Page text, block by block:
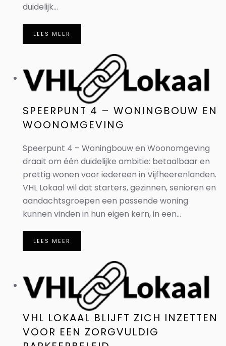
duidelijk...
LEES MEER
SPEERPUNT 4 – WONINGBOUW EN
WOONOMGEVING
Speerpunt 4 – Woningbouw en Woonomgeving
draait om één duidelijke ambitie: betaalbaar en
prettig wonen voor iedereen in Vijfheerenlanden.
VHL Lokaal wil dat starters, gezinnen, senioren en
aandachtsgroepen een passende woning
kunnen vinden in hun eigen kern, in een...
LEES MEER
VHL LOKAAL BLIJFT ZICH INZETTEN
VOOR EEN ZORGVULDIG